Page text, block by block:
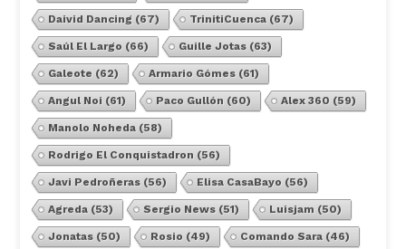
Daivid Dancing (67) TrinitiCuenca(67)
Saúl El Largo (66) Guille Jotas(63)
Galeote (62) Armario Gómes(61)
Angul Noi (61) Paco Gullón (60) Alex 360 (59)
Manolo Noheda(58)
Rodrigo El Conquistadron (56)
Javi Pedroñeras(56) Elisa CasaBayo (56)
Agreda(53) Sergio News(51) Luisjam (50)
Jonatas(50) Rosio (49) Comando Sara(46)